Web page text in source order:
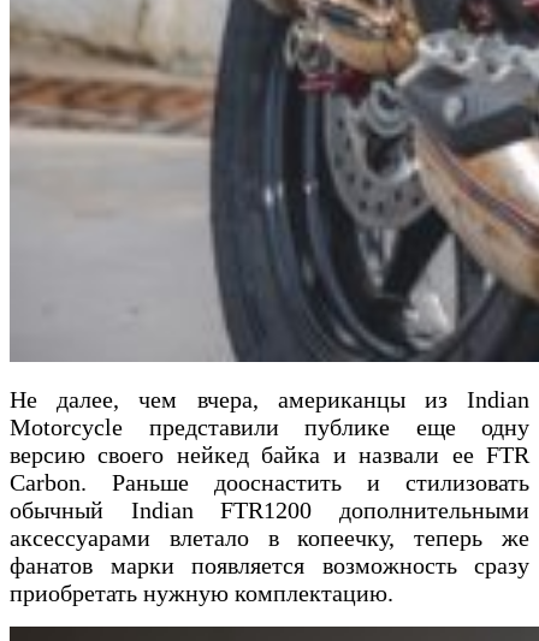
Не далее, чем вчера, американцы из Indian
Motorcycle представили публике еще одну
версию своего нейкед байка и назвали ее FTR
Carbon. Раньше дооснастить и стилизовать
обычный Indian FTR1200 дополнительными
аксессуарами влетало в копеечку, теперь же
фанатов марки появляется возможность сразу
приобретать нужную комплектацию.